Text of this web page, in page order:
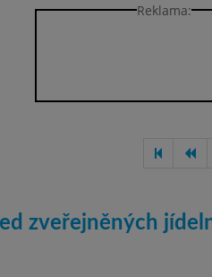
Reklama:
zveřejněných